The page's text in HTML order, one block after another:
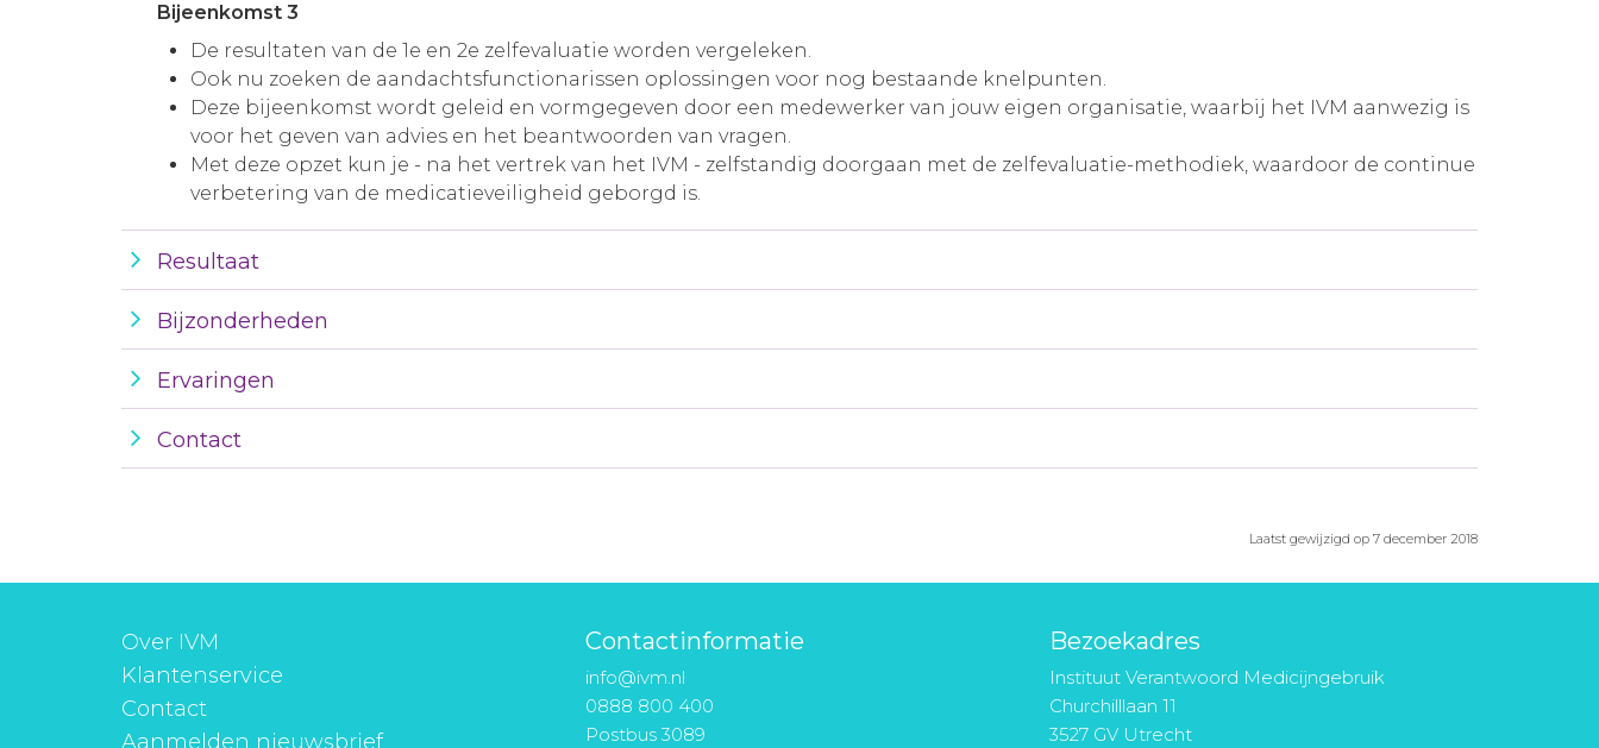
Bijeenkomst 3
De resultaten van de 1e en 2e zelfevaluatie worden vergeleken.
Ook nu zoeken de aandachtsfunctionarissen oplossingen voor nog bestaande knelpunten.
Deze bijeenkomst wordt geleid en vormgegeven door een medewerker van jouw eigen organisatie, waarbij het IVM aanwezig is
voor het geven van advies en het beantwoorden van vragen.
Met deze opzet kun je - na het vertrek van het IVM - zelfstandig doorgaan met de zelfevaluatie-methodiek, waardoor de continue
verbetering van de medicatieveiligheid geborgd is.
Resultaat
Bijzonderheden
Ervaringen
Contact
Laatst gewijzigd op 7 december 2018
Over IVM
Klantenservice
Contact
Aanmelden nieuwsbrief
Contactinformatie
info@ivm.nl
0888 800 400
Postbus 3089
Bezoekadres
Instituut Verantwoord Medicijngebruik
Churchilllaan 11
3527 GV Utrecht